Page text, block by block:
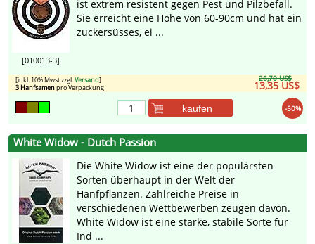
[010013-3]
ist extrem resistent gegen Pest und Pilzbefall.
Sie erreicht eine Höhe von 60-90cm und hat ein
zuckersüsses, ei ...
26,70 US$
13,35 US$
[inkl. 10% Mwst zzgl.Versand]
3 Hanfsamenpro Verpackung
-50%
kaufen
White Widow - Dutch Passion
Die White Widow ist eine der populärsten
Sorten überhaupt in der Welt der
Hanfpflanzen. Zahlreiche Preise in
verschiedenen Wettbewerben zeugen davon.
White Widow ist eine starke, stabile Sorte für
Ind ...